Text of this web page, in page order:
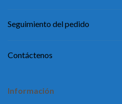
Seguimiento del pedido
Contáctenos
Información